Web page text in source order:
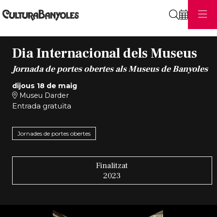
Dia Internacional dels Museus
Jornada de portes obertes als Museus de Banyoles
dijous 18 de maig
Museu Darder
Entrada gratuïta
Jornades de portes obertes
Finalitzat
2023